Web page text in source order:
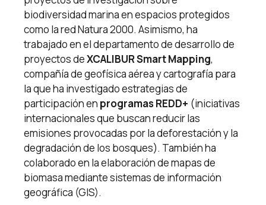
biodiversidad marina en espacios protegidos
como la red Natura 2000. Asimismo, ha
trabajado en el departamento de desarrollo de
proyectos deXCALIBUR Smart Mapping,
compañía de geofísica aérea y cartografía para
la que ha investigado estrategias de
participación en programas REDD+ (iniciativas
internacionales que buscan reducir las
emisiones provocadas por la deforestación y la
degradación de los bosques). También ha
colaborado en la elaboración de mapas de
biomasa mediante sistemas de información
geográfica (GIS).